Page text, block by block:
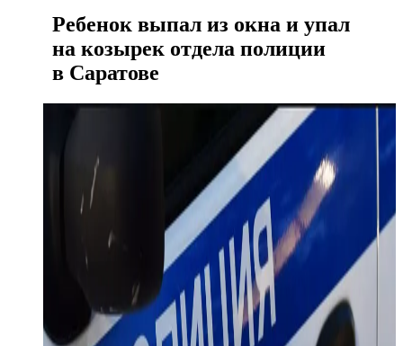
Ребенок выпал из окна и упал
на козырек отдела полиции
в Саратове